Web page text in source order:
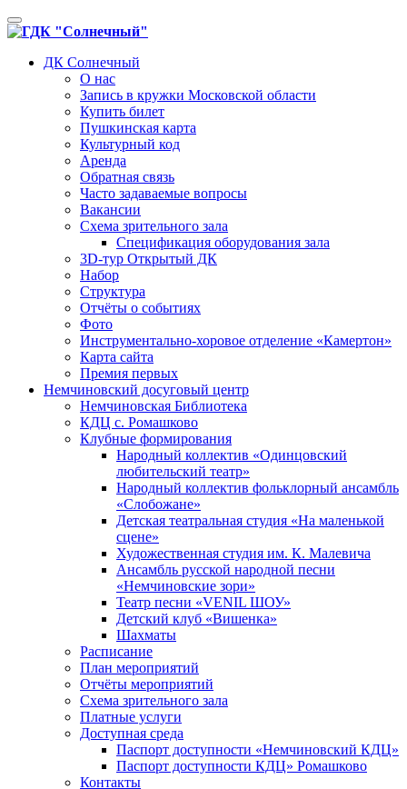
Toggle
navigation
ДК Солнечный
О нас
Запись в кружки Московской области
Купить билет
Пушкинская карта
Культурный код
Аренда
Обратная связь
Часто задаваемые вопросы
Вакансии
Схема зрительного зала
Спецификация оборудования зала
3D-тур Открытый ДК
Набор
Структура
Отчёты о событиях
Фото
Инструментально-хоровое отделение «Камертон»
Карта сайта
Премия первых
Немчиновский досуговый центр
Немчиновская Библиотека
КДЦ с. Ромашково
Клубные формирования
Народный коллектив «Одинцовский
любительский театр»
Народный коллектив фольклорный ансамбль
«Слобожане»
Детская театральная студия «На маленькой
сцене»
Художественная студия им. К. Малевича
Ансамбль русской народной песни
«Немчиновские зори»
Театр песни «VENIL ШОУ»
Детский клуб «Вишенка»
Шахматы
Расписание
План мероприятий
Отчёты мероприятий
Схема зрительного зала
Платные услуги
Доступная среда
Паспорт доступности «Немчиновский КДЦ»
Паспорт доступности КДЦ» Ромашково
Контакты